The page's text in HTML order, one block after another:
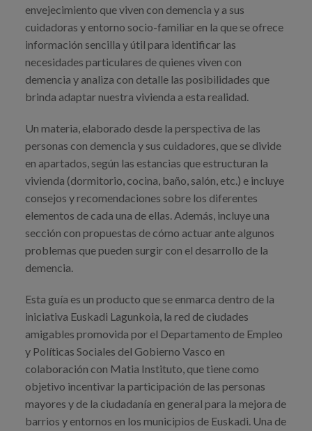
envejecimiento que viven con demencia y a sus
cuidadoras y entorno socio-familiar en la que se ofrece
información sencilla y útil para identificar las
necesidades particulares de quienes viven con
demencia y analiza con detalle las posibilidades que
brinda adaptar nuestra vivienda a esta realidad.
Un materia, elaborado desde la perspectiva de las
personas con demencia y sus cuidadores, que se divide
en apartados, según las estancias que estructuran la
vivienda (dormitorio, cocina, baño, salón, etc.) e incluye
consejos y recomendaciones sobre los diferentes
elementos de cada una de ellas. Además, incluye una
sección con propuestas de cómo actuar ante algunos
problemas que pueden surgir con el desarrollo de la
demencia.
Esta guía es un producto que se enmarca dentro de la
iniciativa Euskadi Lagunkoia, la red de ciudades
amigables promovida por el Departamento de Empleo
y Políticas Sociales del Gobierno Vasco en
colaboración con Matia Instituto, que tiene como
objetivo incentivar la participación de las personas
mayores y de la ciudadanía en general para la mejora de
barrios y entornos en los municipios de Euskadi. Una de